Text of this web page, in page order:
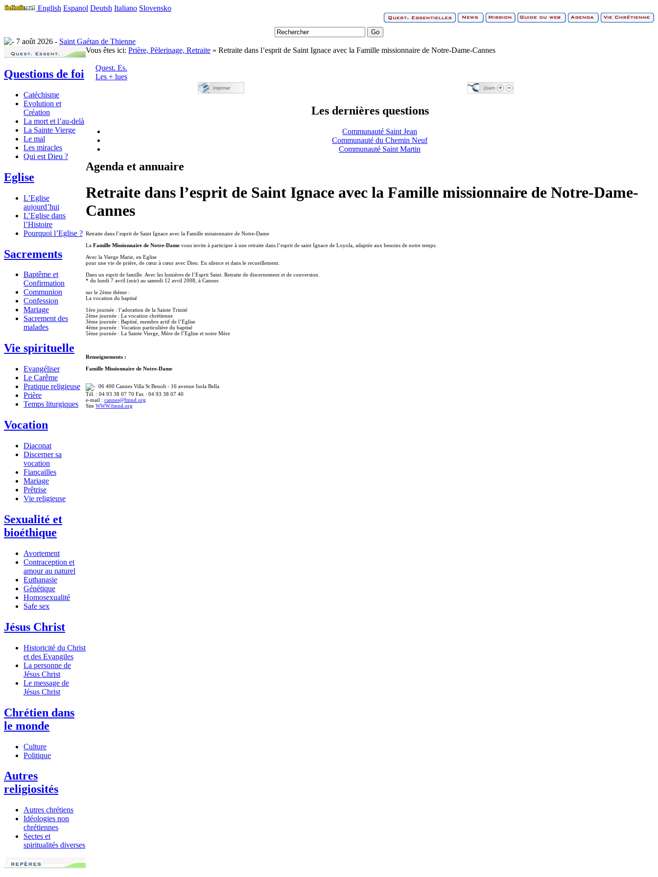
English Espanol Deutsh Italiano Slovensko
7 août 2026 - Saint Gaétan de Thienne
Questions de foi
Catéchisme
Evolution et
Création
La mort et l’au-delà
La Sainte Vierge
Le mal
Les miracles
Qui est Dieu ?
Eglise
L’Eglise
aujourd’hui
L’Eglise dans
l’Histoire
Pourquoi l’Eglise ?
Sacrements
Baptême et
Confirmation
Communion
Confession
Mariage
Sacrement des
malades
Vie spirituelle
Evangéliser
Le Carême
Pratique religieuse
Prière
Temps liturgiques
Vocation
Diaconat
Discerner sa
vocation
Fiançailles
Mariage
Prêtrise
Vie religieuse
Sexualité et
bioéthique
Avortement
Contraception et
amour au naturel
Euthanasie
Génétique
Homosexualité
Safe sex
Jésus Christ
Historicité du Christ
et des Evangiles
La personne de
Jésus Christ
Le message de
Jésus Christ
Chrétien dans
le monde
Culture
Politique
Autres
religiosités
Autres chrétiens
Idéologies non
chrétiennes
Sectes et
spiritualités diverses
Vous êtes ici: Prière, Pèlerinage, Retraite » Retraite dans l’esprit de Saint Ignace avec la Famille missionnaire de Notre-Dame-Cannes
Quest. Es.
Les + lues
Les dernières questions
Communauté Saint Jean
Communauté du Chemin Neuf
Communauté Saint Martin
Agenda et annuaire
Retraite dans l’esprit de Saint Ignace avec la Famille missionnaire de Notre-Dame-
Cannes
Retraite dans l’esprit de Saint Ignace avec la Famille missionnaire de Notre-Dame
La Famille Missionnaire de Notre-Dame vous invite à participer à une retraite dans l’esprit de saint Ignace de Loyola, adaptée aux besoins de notre temps.
Avec la Vierge Marie, en Eglise
pour une vie de prière, de cœur à cœur avec Dieu. En silence et dans le recueillement.
Dans un esprit de famille. Avec les lumières de l’Esprit Saint. Retraite de discernement et de conversion.
* du lundi 7 avril (soir) au samedi 12 avril 2008, à Cannes
sur le 2ème thème :
La vocation du baptisé
1ère journée : l’adoration de la Sainte Trinité
2ème journée : La vocation chrétienne
3ème journée : Baptisé, membre actif de l’Eglise
4ème journée : Vocation particulière du baptisé
5ème journée : La Sainte Vierge, Mère de l’Eglise et notre Mère
Renseignements :
Famille Missionnaire de Notre-Dame
06 400 Cannes Villa St Benoît - 16 avenue Isola Bella
Tél. : 04 93 38 07 70 Fax : 04 93 38 07 40
e-mail : cannes@fmnd.org
Site WWW.fmnd.org